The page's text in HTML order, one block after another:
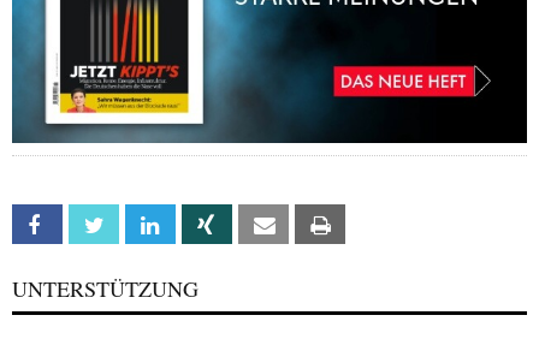
Facebook Twitter Linkedin Xing Email
UNTERSTÜTZUNG